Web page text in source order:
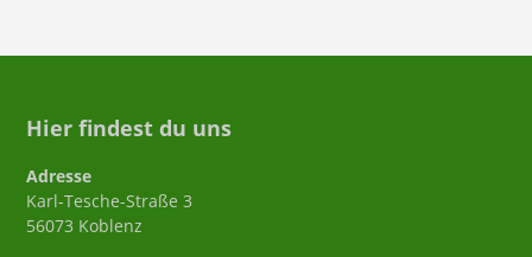
Hier findest du uns
Adresse
Karl-Tesche-Straße 3
56073 Koblenz